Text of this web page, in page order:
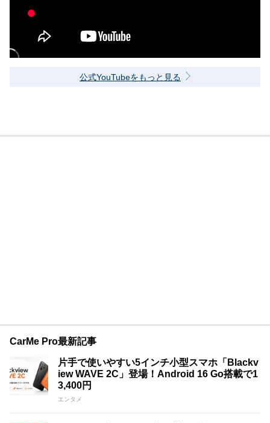
公式YouTubeをもっと見る
CarMe Pro最新記事
片手で使いやすい5インチ小型スマホ「Blackv
iew WAVE 2C」登場！Android 16 Go搭載で1
3,400円
エンタメ